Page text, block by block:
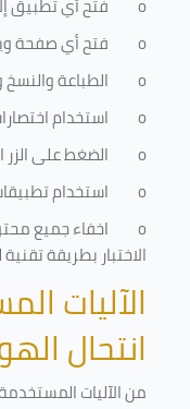
o
فتح أي صفحة
o
الطباعة
o
استخدام
o
الضغط على
o
استخدام
o
اخفاء جميع
الاختبار بطريقة
الآليات
انتحال
من الآليات